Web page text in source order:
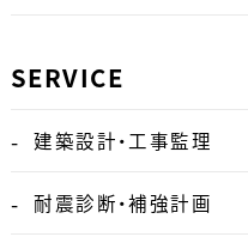
SERVICE
建築設計・工事監理
耐震診断・補強計画